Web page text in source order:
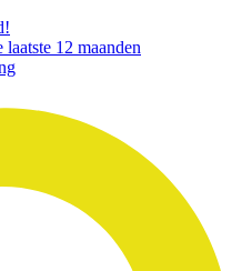
12 maanden